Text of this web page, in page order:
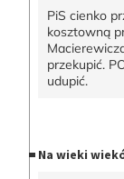
PiS cienko
kosztowną
przekupić.
udupić.
Na wieki